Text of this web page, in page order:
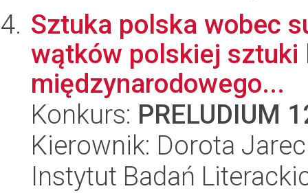
Sztuka polska wobec
wątków polskiej sztuki
międzynarodowego...
Konkurs: PRELUDIUM
Kierownik: Dorota
Instytut Badań